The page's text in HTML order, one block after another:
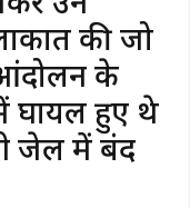
की जो
आंदोलन के
घायल हुए थे
जेल में बंद